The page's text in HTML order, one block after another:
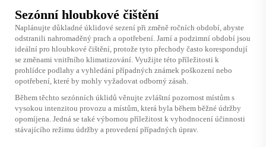
Sezónní hloubkové čištění
Naplánujte důkladné úklidové sezení při změně ročních období, abyste
odstranili nahromaděný prach a opotřebení. Jarní a podzimní období jsou
ideální pro hloubkové čištění, protože tyto přechody často korespondují
se změnami vnitřního klimatizování. Využijte této příležitosti k
prohlídce podlahy a vyhledání případných známek poškození nebo
opotřebení, které by mohly vyžadovat odborný zásah.
Během těchto sezónních úklidů věnujte zvláštní pozornost místům s
vysokou intenzitou provozu a místům, která byla během běžné údržby
opomíjena. Jedná se také výbornou příležitost k vyhodnocení účinnosti
stávajícího režimu údržby a provedení případných úprav.